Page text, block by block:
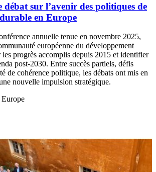
débat sur l’avenir des politiques de
en Europe
annuelle tenue en novembre 2025,
européenne du développement
progrès accomplis depuis 2015 et identifier
post-2030. Entre succès partiels, défis
de cohérence politique, les débats ont mis en
nouvelle impulsion stratégique.